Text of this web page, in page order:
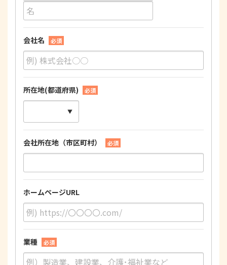
会社名 必須
所在地(都道府県) 必須
会社所在地（市区町村） 必須
ホームページURL
業種 必須